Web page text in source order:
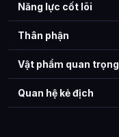
Năng lực cốt lõi
Thân phận
Vật phẩm quan trọng
Quan hệ kẻ địch